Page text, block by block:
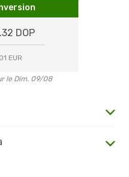
DOP
EUR
le Dim. 09/08